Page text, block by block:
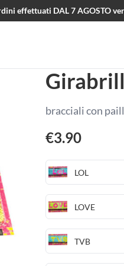
effettuati DAL 7 AGOSTO
bracciali con
€3.90
LOL
LOVE
TVB